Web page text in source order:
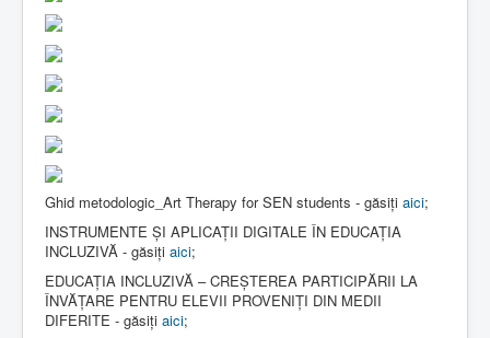
Ghid metodologic_Art Therapy for SEN students - găsiți aici;
INSTRUMENTE ȘI APLICAȚII DIGITALE ÎN EDUCAȚIA
INCLUZIVĂ - găsiți aici;
EDUCAȚIA INCLUZIVĂ – CREȘTEREA PARTICIPĂRII LA
ÎNVĂȚARE PENTRU ELEVII PROVENIȚI DIN MEDII
DIFERITE - găsiți aici;